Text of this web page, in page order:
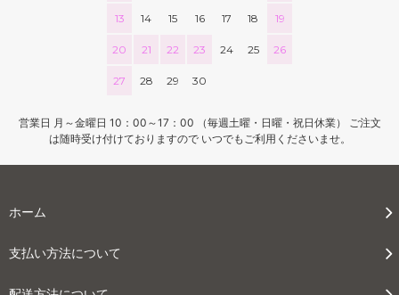
13 14 15 16 17 18 19
20 21 22 23 24 25 26
27 28 29 30
営業日 月～金曜日 10：00～17：00 （毎週土曜・日曜・祝日休業） ご注文
は随時受け付けておりますので いつでもご利用くださいませ。
ホーム
支払い方法について